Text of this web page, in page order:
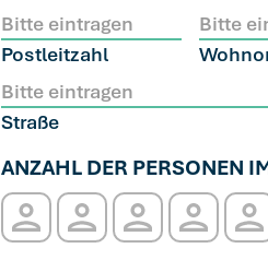
Postleitzahl
Straße
ANZAHL DER PERSONEN
1 Person2 Personen3 Personen
4 5